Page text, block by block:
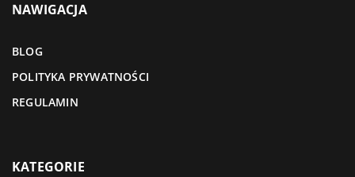
NAWIGACJA
BLOG
POLITYKA PRYWATNOŚCI
REGULAMIN
KATEGORIE